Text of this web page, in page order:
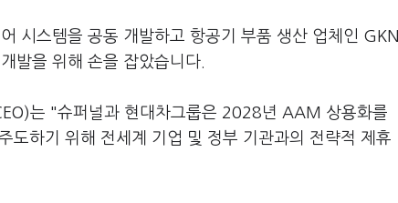
시스템을 공동 개발하고 항공기 부품 생산 업체인 GKN
발을 위해 손을 잡았습니다.
는 "슈퍼널과 현대차그룹은 2028년 AAM 상용화를
하기 위해 전세계 기업 및 정부 기관과의 전략적 제휴